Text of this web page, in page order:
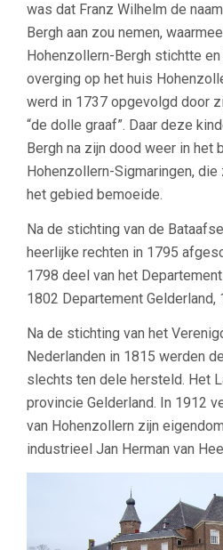
was dat Franz Wilhelm de
Bergh aan zou nemen,
Hohenzollern-Bergh stichtte
overging op het huis
werd in 1737 opgevolgd door
“de dolle graaf”. Daar deze
Bergh na zijn dood weer in het
Hohenzollern-Sigmaringen,
het gebied bemoeide.
Na de stichting van de
heerlijke rechten in 1795
1798 deel van het
1802 Departement
Na de stichting van het
Nederlanden in 1815 werden
slechts ten dele hersteld. Het
provincie Gelderland. In 1912
van Hohenzollern zijn
industrieel Jan Herman van